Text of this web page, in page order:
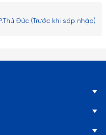
không bị nguội.
tách trà hoặc các phụ kiện
trà gọn gàng và đẹp mắt.
Đức (Trước khi sáp nhập)